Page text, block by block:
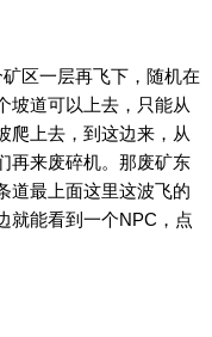
区一层再飞下，随机在
坡道可以上去，只能从
爬上去，到这边来，从
再来废碎机。那废矿东
道最上面这里这波飞的
就能看到一个NPC，点